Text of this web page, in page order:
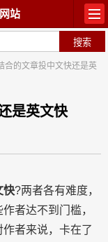
站
合的文章投中文快还是英
是英文快
快?两者各有难度，
者达不到门槛，
者来说，卡在了